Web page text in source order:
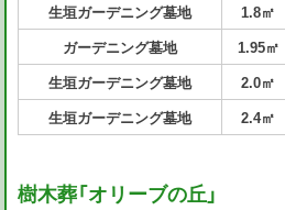
生垣ガーデニング墓地
1.8㎡
ガーデニング墓地
1.95㎡
生垣ガーデニング墓地
2.0㎡
生垣ガーデニング墓地
2.4㎡
樹木葬「オリーブの丘」